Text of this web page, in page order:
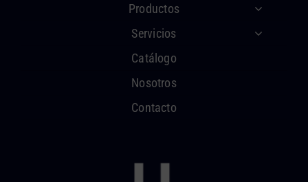
Productos
Servicios
Catálogo
Nosotros
Contacto